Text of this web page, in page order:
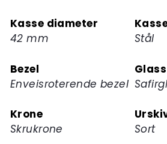
ventelisten
for
produktet
Kasse diameter
42 mm
Stål
Bezel
Enveisroterende bezel
Glass
Krone
Skrukrone
Sort